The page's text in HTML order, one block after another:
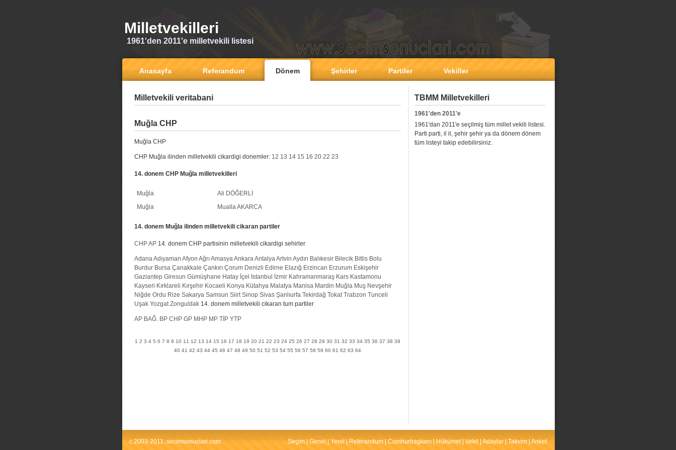
Milletvekilleri
1961'den 2011'e milletvekili listesi
Anasayfa Referandum Dönem Şehirler Partiler Vekiller
Milletvekili veritabani
Muğla CHP
Muğla CHP
CHP Muğla ilinden milletvekili cikardigi donemler: 12 13 14 15 16 20 22 23
14. donem CHP Muğla milletvekilleri
Muğla
Ali DÖĞERLİ
Muğla
Mualla AKARCA
14. donem Muğla ilinden milletvekili cikaran partiler
CHPAP 14. donem CHP partisinin milletvekili cikardigi sehirler
AdanaAdıyaman Afyon AğrıAmasyaAnkaraAntalyaArtvin Aydın Balıkesir Bilecik Bitlis Bolu
Burdur Bursa Çanakkale Çankırı Çorum Denizli Edirne Elazığ Erzincan Erzurum Eskişehir
Gaziantep Giresun Gümüşhane Hatay İçel İstanbul İzmir Kahramanmaraş Kars Kastamonu
Kayseri Kırklareli Kırşehir Kocaeli Konya Kütahya Malatya Manisa Mardin Muğla Muş Nevşehir
Niğde Ordu Rize Sakarya Samsun Siirt Sinop Sivas Şanlıurfa Tekirdağ Tokat Trabzon Tunceli
Uşak Yozgat Zonguldak 14. donem milletvekili cikaran tum partiler
AP BAĞ. BP CHP GP MHP MP TİP YTP
1 2 3 4 5 6 7 8 9 10 11 12 13 14 15 16 17 18 19 20 21 22 23 24 25 26 27 28 29 30 31 32 33 34 35 36 37 38 39
40 41 42 43 44 45 46 47 48 49 50 51 52 53 54 55 56 57 58 59 60 61 62 63 64
TBMM Milletvekilleri
1961'den 2011'e
1961'dan 2011'e seçilmiş tüm millet vekili listesi.
Parti parti, il il, şehir şehir ya da dönem dönem
tüm listeyi takip edebilirsiniz.
c 2003-2011. secimsonuclari.com Seçim Genel Yerel Referandum Cumhurbaşkanı Hükümet| Vekil Adaylar Takvim Anket